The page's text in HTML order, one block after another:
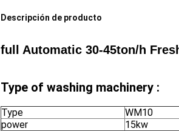
Descripción de producto
full Automatic 30-45ton/h
Type of washing machinery :
Type WM10
power
15kw